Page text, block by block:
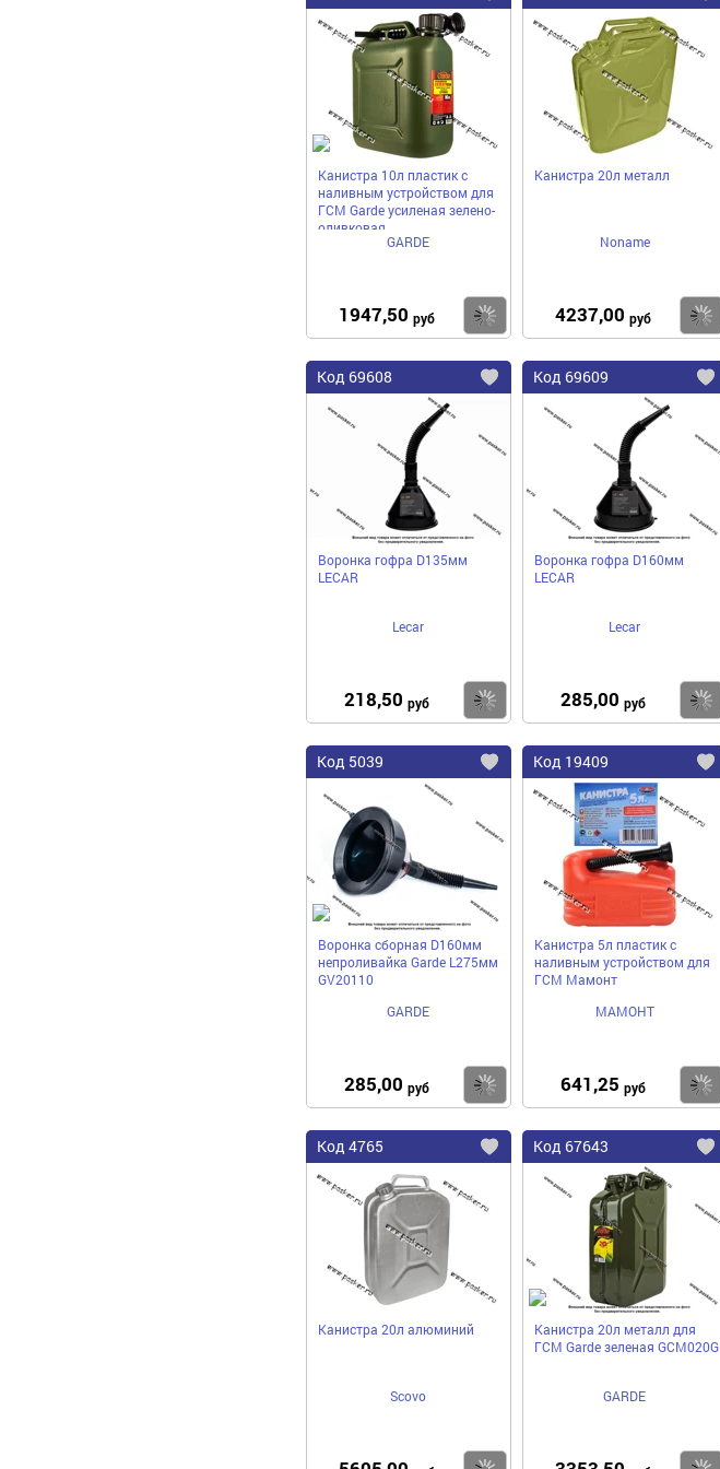
избранное
Канистра 10л пластик с
наливным устройством для
ГСМ Garde усиленая зелено-
оливковая
GARDE
1947,50 руб Купить
Канистра 20л металл
Noname
4237,00 руб
Код 69608
Добавить
Воронка гофра D135мм
LECAR
Lecar
218,50 руб Купить
Код 69609
Воронка гофра D160мм
LECAR
Lecar
285,00 руб
Код 5039
Добавить
избранное
Воронка сборная D160мм
непроливайка Garde L275мм
GV20110
GARDE
285,00 руб Купить
Код 19409
Канистра 5л пластик с
наливным устройством для
ГСМ Мамонт
МАМОНТ
641,25 руб
Код 4765
Добавить
Канистра 20л алюминий
Scovo
Код 67643
Канистра 20л металл для
ГСМ Garde зеленая GCM020G
GARDE